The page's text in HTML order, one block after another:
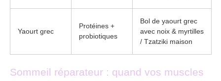
Yaourt grec
Protéines +
probiotiques
Bol de yaourt grec
avec noix & myrtilles
/ Tzatziki maison
Sommeil réparateur : quand vos muscles